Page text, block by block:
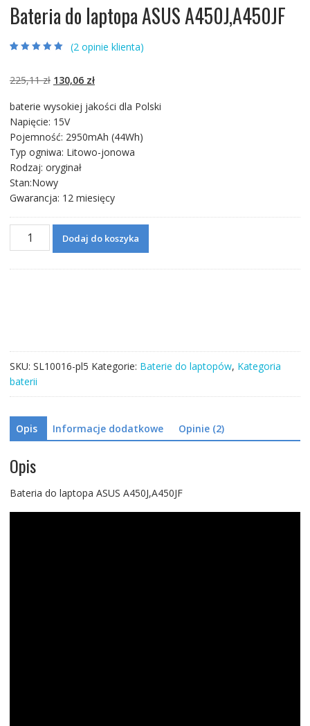
Bateria do laptopa ASUS A450J,A450JF
podstawie
klientów
(2opinie klienta)
225,11zł Pierwotna
wynosiła:
225,11 zł.
130,06 złAktualna
wynosi:
baterie wysokiej jakości dla Polski
Napięcie: 15V
Pojemność: 2950mAh (44Wh)
Typ ogniwa: Litowo-jonowa
Rodzaj: oryginał
Stan:Nowy
Gwarancja: 12 miesięcy
Bateria
Dodaj do koszyka
SKU: SL10016-pl5 Kategorie: Baterie do laptopów, Kategoria
baterii
Opis Informacje dodatkowe Opinie (2)
Opis
Bateria do laptopa ASUS A450J,A450JF